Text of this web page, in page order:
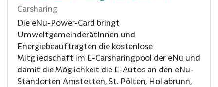
Carsharing
Die eNu-Power-Card bringt
UmweltgemeinderätInnen und
Energiebeauftragten die kostenlose
Mitgliedschaft im E-Carsharingpool der eNu und
damit die Möglichkeit die E-Autos an den eNu-
Standorten Amstetten, St. Pölten, Hollabrunn,